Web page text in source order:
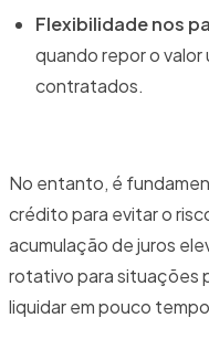
Flexibilidade nos
quando repor o
contratados.
No entanto, é
crédito para evitar o
acumulação de juros
rotativo para situações
liquidar em pouco